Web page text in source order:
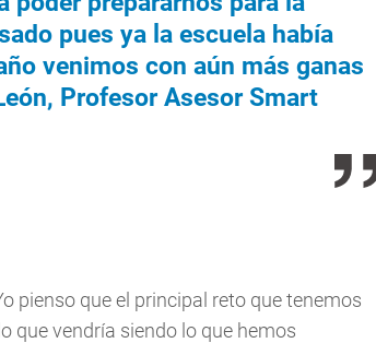
pues ya la escuela había
venimos con aún más ganas
Profesor Asesor Smart
pienso que el principal reto que tenemos
que vendría siendo lo que hemos